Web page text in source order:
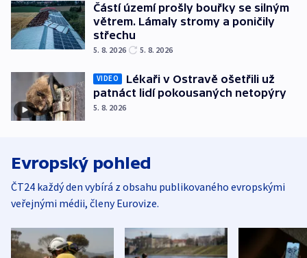
Částí území prošly bouřky se silným
větrem. Lámaly stromy a poničily
střechu
5. 8. 2026 5. 8. 2026
VIDEO
Lékaři v Ostravě ošetřili už
patnáct lidí pokousaných netopýry
5. 8. 2026
Evropský pohled
ČT24 každý den vybírá z obsahu publikovaného evropskými
veřejnými médii, členy Eurovize.